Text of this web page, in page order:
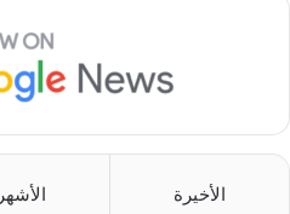
الأخيرة الأشهر